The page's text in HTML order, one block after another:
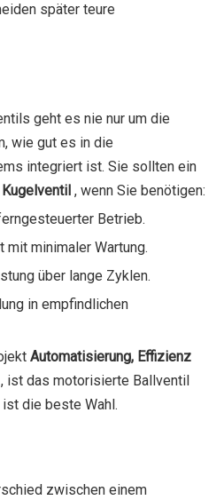
später teure
geht es nie nur um die
wie gut es in die
integriert ist. Sie sollten ein
, wenn Sie benötigen:
Betrieb.
minimaler Wartung.
über lange Zyklen.
in empfindlichen
Automatisierung, Effizienz
, ist das motorisierte Ballventil
die beste Wahl.
zwischen einem